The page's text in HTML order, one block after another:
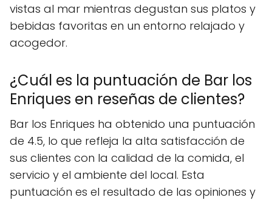
vistas al mar mientras degustan sus platos y
bebidas favoritas en un entorno relajado y
acogedor.
¿Cuál es la puntuación de Bar los
Enriques en reseñas de clientes?
Bar los Enriques ha obtenido una puntuación
de 4.5, lo que refleja la alta satisfacción de
sus clientes con la calidad de la comida, el
servicio y el ambiente del local. Esta
puntuación es el resultado de las opiniones y